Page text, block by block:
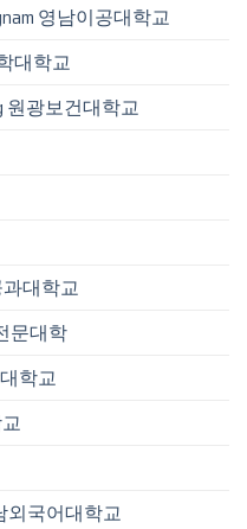
영남이공대학교
대학교
원광보건대학교
과대학교
문대학
학교
외국어대학교